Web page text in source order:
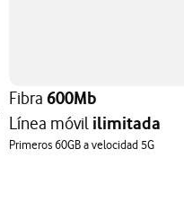
Fibra 600Mb
Línea móvil ilimitada
Primeros 60GB a velocidad 5G